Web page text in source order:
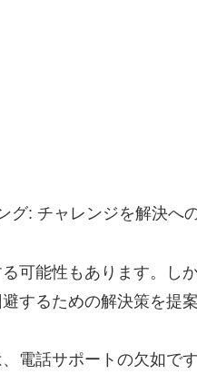
: チャレンジを解決へ
可能性もあります。
するための解決策を提案
電話サポートの欠如